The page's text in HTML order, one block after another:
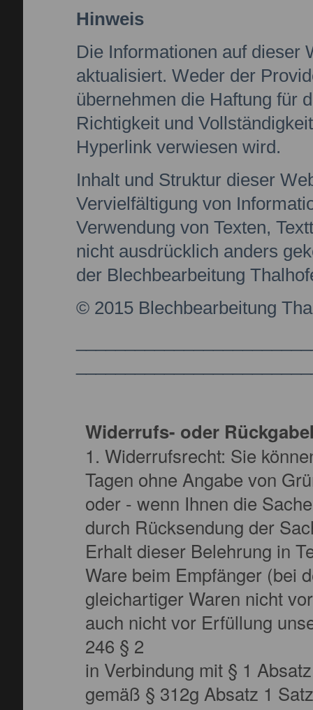
Hinweis
Die Informationen auf dieser
aktualisiert. Weder der
übernehmen die Haftung für
Richtigkeit und
Hyperlink verwiesen wird.
Inhalt und Struktur dieser
Vervielfältigung von
Verwendung von Texten,
nicht ausdrücklich anders
der Blechbearbeitung
© 2015 Blechbearbeitung
Widerrufs- oder
1. Widerrufsrecht: Sie
Tagen ohne Angabe von
oder - wenn Ihnen die
durch Rücksendung der
Erhalt dieser Belehrung in
Ware beim Empfänger (bei
gleichartiger Waren nicht
auch nicht vor Erfüllung
246 § 2
in Verbindung mit § 1
gemäß § 312g Absatz 1